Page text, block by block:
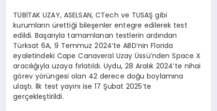
TÜBİTAK UZAY, ASELSAN, CTech ve TUSAŞ gibi
kurumların ürettiği bileşenler entegre edilerek test
edildi. Başarıyla tamamlanan testlerin ardından
Türksat 6A, 9 Temmuz 2024’te ABD’nin Florida
eyaletindeki Cape Canaveral Uzay Üssü’nden Space X
aracılığıyla uzaya fırlatıldı. Uydu, 28 Aralık 2024’te nihai
görev yörüngesi olan 42 derece doğu boylamına
ulaştı. İlk test yayını ise 17 Şubat 2025’te
gerçekleştirildi.